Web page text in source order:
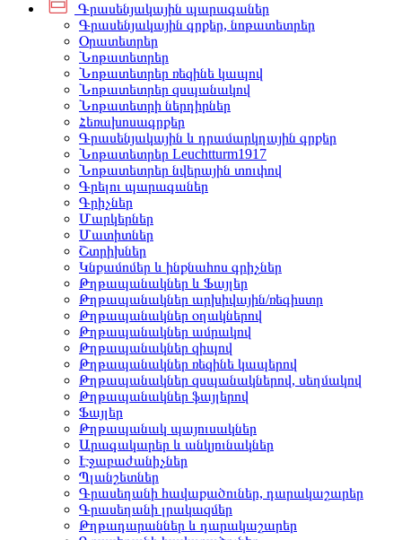
Գրասենյակային պարագաներ
Գրասենյակային գրքեր, նոթատետրեր
Օրատետրեր
Նոթատետրեր
Նոթատետրեր ռեզինե կապով
Նոթատետրեր զսպանակով
Նոթատետրի ներդիրներ
Հեռախոսագրքեր
Գրասենյակային և դրամարկղային գրքեր
Նոթատետրեր Leuchtturm1917
Նոթատետրեր նվերային տուփով
Գրելու պարագաներ
Գրիչներ
Մարկերներ
Մատիտներ
Շտրիխներ
Կնքամոմեր և ինքնահոս գրիչներ
Թղթապանակներ և Ֆայլեր
Թղթապանակներ արխիվային/ռեգիստր
Թղթապանակներ օղակներով
Թղթապանակներ ամրակով
Թղթապանակներ զիպով
Թղթապանակներ ռեզինե կապերով
Թղթապանակներ զսպանակներով, սեղմակով
Թղթապանակներ ֆայլերով
Ֆայլեր
Թղթապանակ պայուսակներ
Արագակարեր և անկյունակներ
Էջաբաժանիչներ
Պլանշետներ
Գրասեղանի հավաքածուներ, դարակաշարեր
Գրասեղանի լրակազմեր
Թղթադարաններ և դարակաշարեր